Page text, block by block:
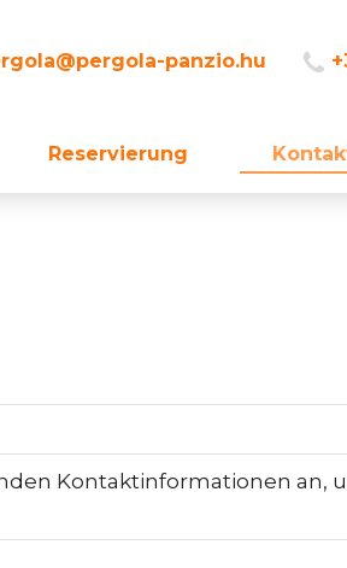
panzio.hu
Reservierung
Kontaktinformationen an,